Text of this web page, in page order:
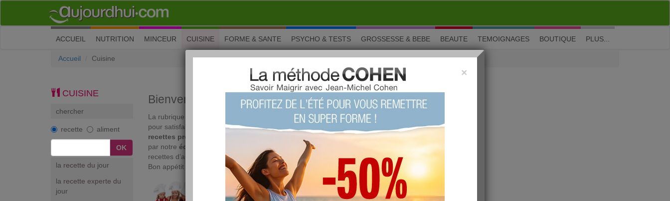
M'inscrire| Me connecter| ? Visite guidée
ACCUEIL (current)
NUTRITION MINCEUR CUISINE FORME & SANTE PSYCHO & TESTS GROSSESSE & BEBE BEAUTE TEMOIGNAGES BOUTIQUE PLUS...
Accueil Cuisine
CUISINE
chercher
recette aliment
la recette du jour
la recette experte du
jour
Bienvenue sur la rubrique cuisine
La rubrique Cuisine d'Aujourdhui.com vous propose desidées de recettes de cuisine
pour satisfaire votre
gourmandiseet vos
. Retrouvez toutes vos
recettes préférées
et découvrez des nouveautés ! Toutes nos recettes sont validées
par notre équipe diététique pour vous aider à combiner
. Avec les
recettes d’aujourdhui.com, vous allez vous régaler tout en prenant soin de votre ligne.
Bon appétit !
DIAPORAMA
Cuisiner avec les enfants : 10 conseils pratiques
×